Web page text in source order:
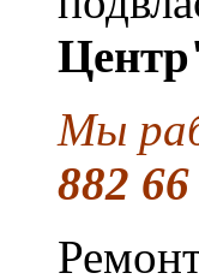
Мы
882